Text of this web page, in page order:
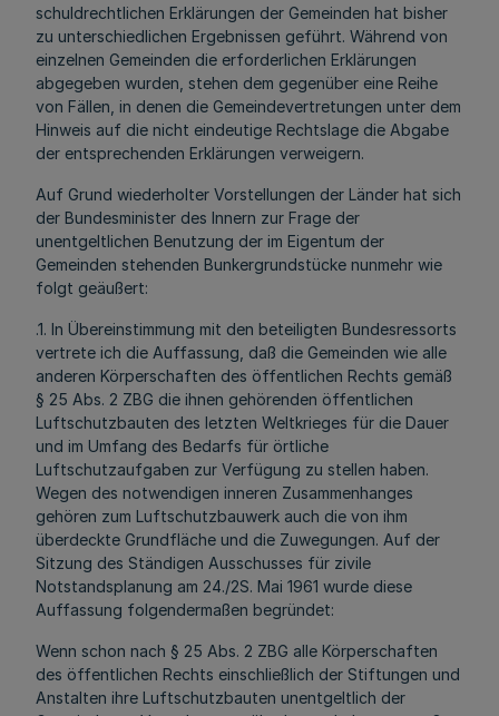
schuldrechtlichen Erklärungen der Gemeinden hat bisher
zu unterschiedlichen Ergebnissen geführt. Während von
einzelnen Gemeinden die erforderlichen Erklärungen
abgegeben wurden, stehen dem gegenüber eine Reihe
von Fällen, in denen die Gemeindevertretungen unter dem
Hinweis auf die nicht eindeutige Rechtslage die Abgabe
der entsprechenden Erklärungen verweigern.
Auf Grund wiederholter Vorstellungen der Länder hat sich
der Bundesminister des Innern zur Frage der
unentgeltlichen Benutzung der im Eigentum der
Gemeinden stehenden Bunkergrundstücke nunmehr wie
folgt geäußert:
.1. In Übereinstimmung mit den beteiligten Bundesressorts
vertrete ich die Auffassung, daß die Gemeinden wie alle
anderen Körperschaften des öffentlichen Rechts gemäß
§ 25 Abs. 2 ZBG die ihnen gehörenden öffentlichen
Luftschutzbauten des letzten Weltkrieges für die Dauer
und im Umfang des Bedarfs für örtliche
Luftschutzaufgaben zur Verfügung zu stellen haben.
Wegen des notwendigen inneren Zusammenhanges
gehören zum Luftschutzbauwerk auch die von ihm
überdeckte Grundfläche und die Zuwegungen. Auf der
Sitzung des Ständigen Ausschusses für zivile
Notstandsplanung am 24./2S. Mai 1961 wurde diese
Auffassung folgendermaßen begründet:
Wenn schon nach § 25 Abs. 2 ZBG alle Körperschaften
des öffentlichen Rechts einschließlich der Stiftungen und
Anstalten ihre Luftschutzbauten unentgeltlich der